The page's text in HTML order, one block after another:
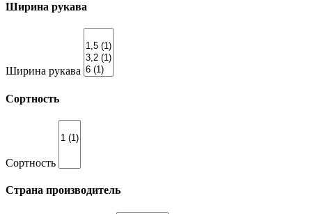
Ширина рукава
Ширина рукава
Сортность
Сортность
Страна производитель